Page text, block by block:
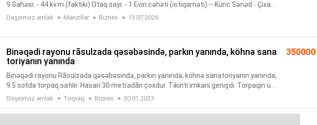
9 Sahəsi: - 44 kv.m.(faktiki) Otaq sayı: - 1 Evin cəhəti (istiqaməti) – Künc Sənəd:- Çıxarı
ş (kupça) Kommunal:- Qaz, su, elektrik daimidir. Telefon, KabelTV, İ...
Daşınmaz əmlak Mənzillər Biznes 13.07.2026
binəqədi rayonu rãsulzada qəsəbəsində, parkın yanında, köhnə sana
toriyanın yanında
Binəqədi rayonu Rãsulzada qəsəbəsində, parkın yanında, köhnə sanatoriyanın yanında,
9.5 sotda torpaq satılır. Hasari 30 metradãn çoxdur. Tikinti imkani genişdi. Torpaqin üs
tündə 140 kvadrat evdə var. Arxasi köhnə, ön hissəsi sonradan tikilib. Evinda ...
Daşınmaz əmlak Torpaq Biznes 20.01.2023
350000